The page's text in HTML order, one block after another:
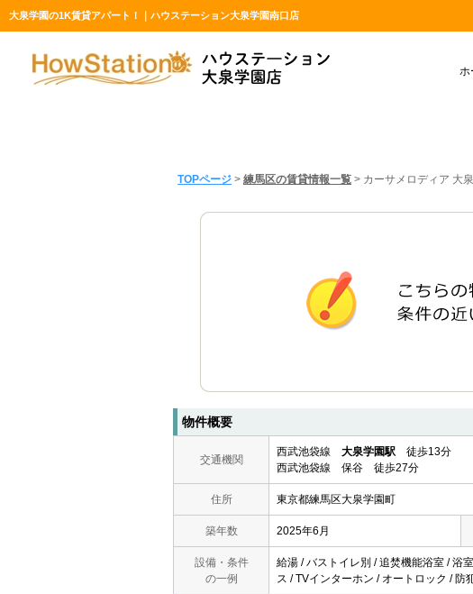
大泉学園の1K賃貸アパート！｜ハウステーション大泉学園南口店
ホ
TOPページ > 練馬区の賃貸情報一覧 > カーサメロディア 大
物件概要
交通機関
西武池袋線 大泉学園駅 徒歩13分
西武池袋線 保谷 徒歩27分
住所 東京都練馬区大泉学園町
築年数 2025年6月
設備・条件
の一例
給湯 / バストイレ別 / 追焚機能浴室 / 浴
ス / TVインターホン / オートロック /